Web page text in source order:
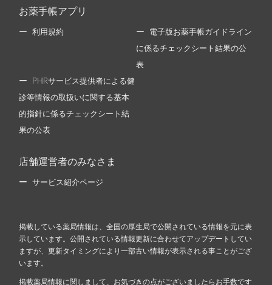
お薬手帳アプリ
利用規約 電子版お薬手帳ガイドライン
に係るチェックシート結果の公
表
PHRサービス提供者による健
診等情報の取扱いに関する基本
的指針に係るチェックシート結
果の公表
店舗運営者のみなさま
サービス紹介ページ
掲載している薬局情報は、全国の厚生局で公開されている情報を元に表
示しています。公開されている情報更新に合わせてアップデートしてい
ますが、更新タイミングにより一部古い情報が表示される事ことがござ
います。
掲載薬局情報に関しまして、お気づきの点がございましたらお手数です